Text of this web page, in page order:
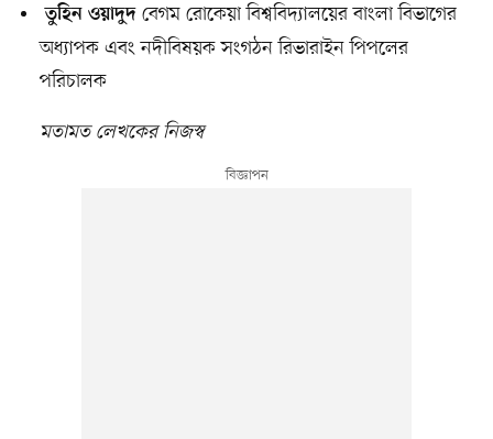
তুহিন ওয়াদুদ বেগম রোকেয়া বিশ্ববিদ্যালয়ের বাংলা বিভাগের
অধ্যাপক এবং নদীবিষয়ক সংগঠন রিভারাইন পিপলের
পরিচালক
মতামত লেখকের নিজস্ব